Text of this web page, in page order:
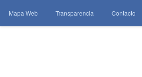
Mapa Web Transparencia Contacto